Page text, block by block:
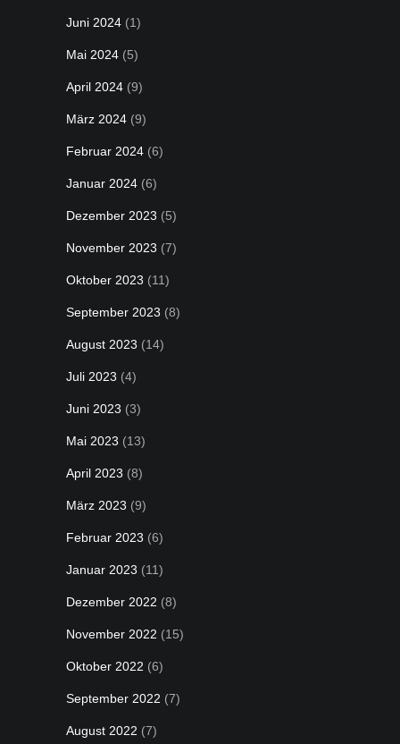
Juni 2024 (1)
Mai 2024 (5)
April 2024 (9)
März 2024 (9)
Februar 2024 (6)
Januar 2024 (6)
Dezember 2023 (5)
November 2023 (7)
Oktober 2023 (11)
September 2023 (8)
August 2023 (14)
Juli 2023 (4)
Juni 2023 (3)
Mai 2023 (13)
April 2023 (8)
März 2023 (9)
Februar 2023 (6)
Januar 2023 (11)
Dezember 2022 (8)
November 2022 (15)
Oktober 2022 (6)
September 2022 (7)
August 2022 (7)